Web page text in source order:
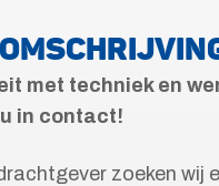
met techniek en
in contact!
zoeken wij